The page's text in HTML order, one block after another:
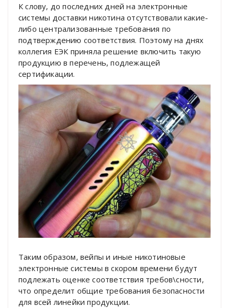
К слову, до последних дней на электронные
системы доставки никотина отсутствовали какие-
либо централизованные требования по
подтверждению соответствия. Поэтому на днях
коллегия ЕЭК приняла решение включить такую
продукцию в перечень, подлежащей
сертификации.
Таким образом, вейпы и иные никотиновые
электронные системы в скором времени будут
подлежать оценке соответствия требов\сности,
что определит общие требования безопасности
для всей линейки продукции.